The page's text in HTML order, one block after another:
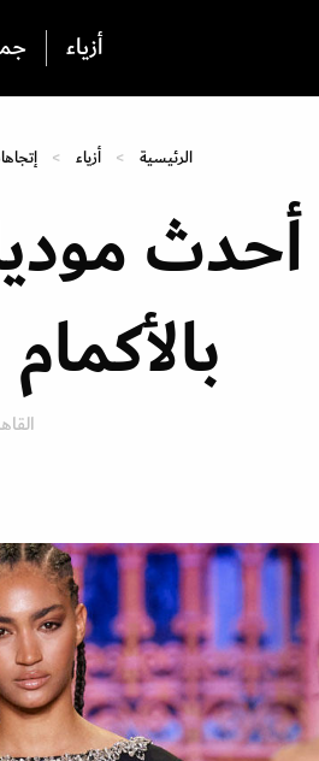
أزياء
الرئيسية أزياء
أحدث
بالأكمام